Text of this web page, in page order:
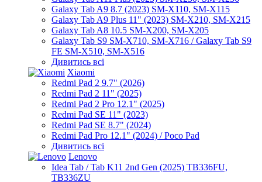
Galaxy Tab A9 8.7 (2023) SM-X110, SM-X115
Galaxy Tab A9 Plus 11" (2023) SM-X210, SM-X215
Galaxy Tab A8 10.5 SM-X200, SM-X205
Galaxy Tab S9 SM-X710, SM-X716 / Galaxy Tab S9
FE SM-X510, SM-X516
Дивитись всі
Xiaomi
Redmi Pad 2 9.7" (2026)
Redmi Pad 2 11" (2025)
Redmi Pad 2 Pro 12.1" (2025)
Redmi Pad SE 11" (2023)
Redmi Pad SE 8.7" (2024)
Redmi Pad Pro 12.1" (2024) / Poco Pad
Дивитись всі
Lenovo
Idea Tab / Tab K11 2nd Gen (2025) TB336FU,
TB336ZU